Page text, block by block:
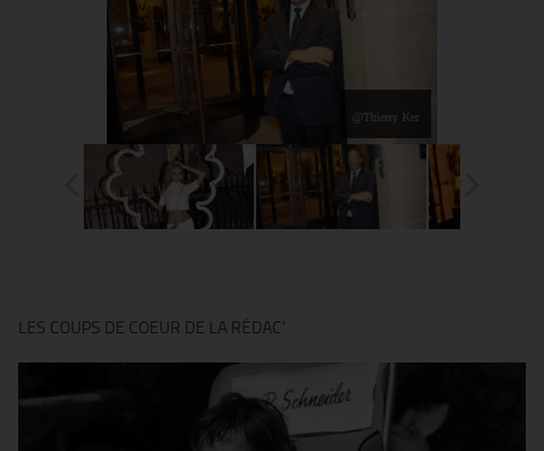
@Thierry Ker
LES COUPS DE COEUR DE LA RÉDAC’